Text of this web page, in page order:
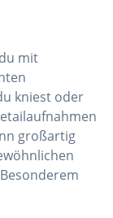
mit
kniest oder
großartig